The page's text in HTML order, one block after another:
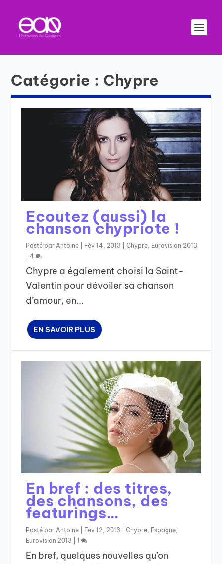
Catégorie : Chypre
Ecoutez (aussi) la
chanson chypriote !
Posté par Antoine Fév 14, 2013 |Chypre Eurovision 2013
|4
Chypre a également choisi la Saint-
Valentin pour dévoiler sa chanson
d’amour, en...
EN SAVOIR PLUS
En bref : des titres,
des chansons, des
featurings…
Posté parAntoine Fév 12, 2013 |Chypre, Espagne,
Eurovision 2013 |1
En bref, quelques nouvelles qu’on